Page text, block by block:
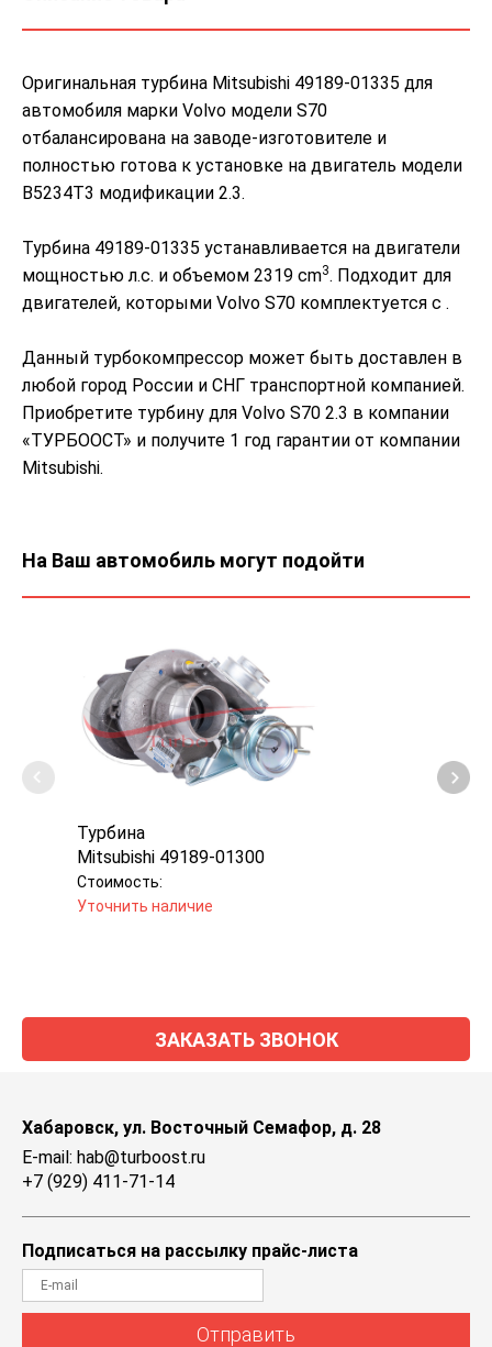
Оригинальная турбина Mitsubishi 49189-01335 для
автомобиля марки Volvo модели S70
отбалансирована на заводе-изготовителе и
полностью готова к установке на двигатель модели
B5234T3 модификации 2.3.
Турбина 49189-01335 устанавливается на двигатели
мощностью л.с. и объемом 2319 cm3. Подходит для
двигателей, которыми Volvo S70 комплектуется с .
Данный турбокомпрессор может быть доставлен в
любой город России и СНГ транспортной компанией.
Приобретите турбину для Volvo S70 2.3 в компании
«ТУРБООСТ» и получите 1 год гарантии от компании
Mitsubishi.
На Ваш автомобиль могут подойти
Турбина
Mitsubishi 49189-01300
Стоимость:
Уточнить наличие
ЗАКАЗАТЬ ЗВОНОК
Хабаровск, ул. Восточный Семафор, д. 28
E-mail: hab@turboost.ru
+7 (929) 411-71-14
Подписаться на рассылку прайс-листа
Отправить